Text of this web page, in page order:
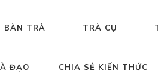
BÀN TRÀ TRÀ CỤ
ĐẠO CHIA SẺ KIẾN THỨC